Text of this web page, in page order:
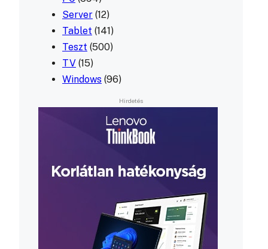
Server (12)
Tablet (141)
Teszt (500)
TV (15)
Windows (96)